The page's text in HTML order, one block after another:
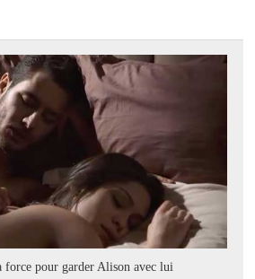
force pour garder Alison avec lui